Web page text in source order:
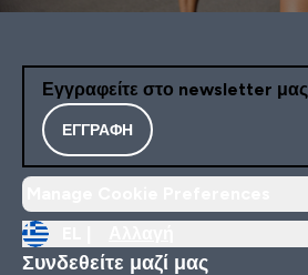
Εγγραφείτε στο newsletter μας
ΕΓΓΡΑΦΉ
Συνδεθείτε μαζί μας